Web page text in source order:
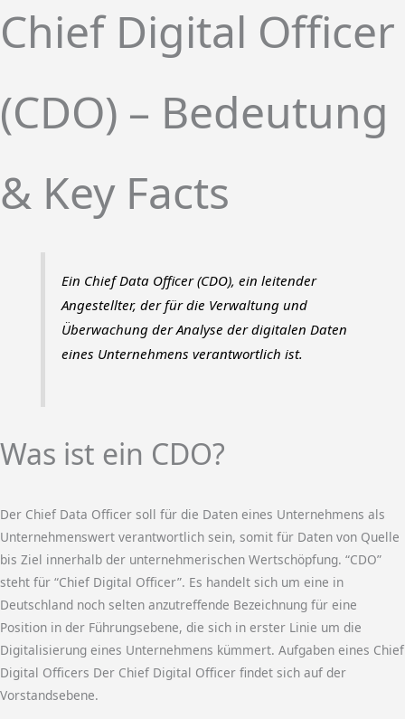
Chief Digital Officer
(CDO) – Bedeutung
& Key Facts
Ein Chief Data Officer (CDO), ein leitender
Angestellter, der für die Verwaltung und
Überwachung der Analyse der digitalen Daten
eines Unternehmens verantwortlich ist.
Was ist ein CDO?
Der Chief Data Officer soll für die Daten eines Unternehmens als
Unternehmenswert verantwortlich sein, somit für Daten von Quelle
bis Ziel innerhalb der unternehmerischen Wertschöpfung. “CDO”
steht für “Chief Digital Officer”. Es handelt sich um eine in
Deutschland noch selten anzutreffende Bezeichnung für eine
Position in der Führungsebene, die sich in erster Linie um die
Digitalisierung eines Unternehmens kümmert. Aufgaben eines Chief
Digital Officers Der Chief Digital Officer findet sich auf der
Vorstandsebene.